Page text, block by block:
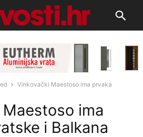
Vinkovački Maestoso ima prvaka
ima
i Balkana